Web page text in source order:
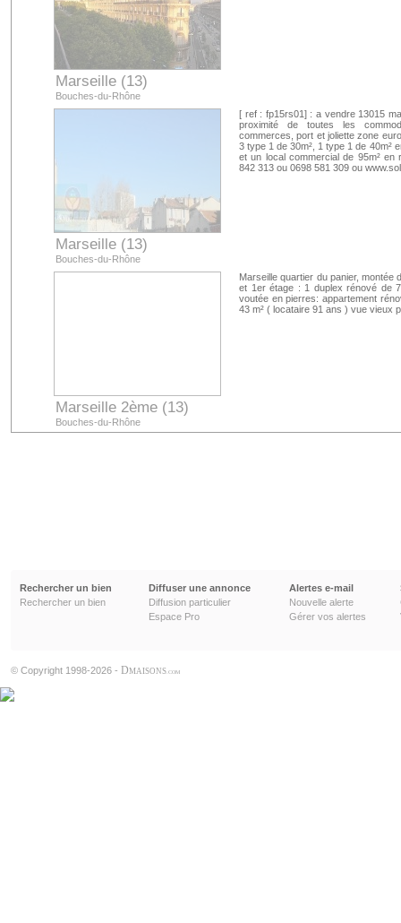
Marseille (13)
Bouches-du-Rhône
Marseille (13)
Bouches-du-Rhône
[ ref : fp15rs01] : a vendre 13015
proximité de toutes les
commerces, port et joliette zone
3 type 1 de 30m², 1 type 1 de 40m²
et un local commercial de 95m² en
842 313 ou 0698 581 309 ou
Marseille 2ème (13)
Bouches-du-Rhône
Marseille quartier du panier,
et 1er étage : 1 duplex rénové de
voutée en pierres: appartement
43 m² ( locataire 91 ans ) vue vieux
Rechercher un bien
Rechercher un bien
Diffuser une annonce
Diffusion particulier
Espace Pro
Alertes e-mail
Nouvelle alerte
Gérer vos alertes
© Copyright 1998-2026 - DMAISONS .COM